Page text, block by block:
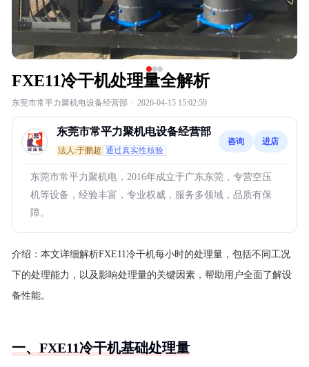
FXE11冷干机处理量全解析
东莞市常平力聚机电设备经营部 · 2026-04-15 15:02:59
东莞市常平力聚机电设备经营部
法人:于鹏超 通过真实性核验
咨询 进店
东莞市常平力聚机电，2016年成立于广东东莞，专营空压
机等设备，经验丰富，专业权威，服务多领域，品质有保
障。
介绍： 本文详细解析FXE11冷干机每小时的处理量，包括不同工况
下的处理能力，以及影响处理量的关键因素，帮助用户全面了解设
备性能。
一、FXE11冷干机基础处理量